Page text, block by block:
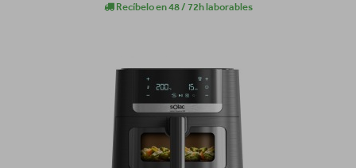
Recíbelo en 48 / 72h laborables